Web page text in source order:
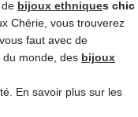
bijoux ethniques chic
Chérie, vous trouverez
faut avec de
monde, des bijoux
En savoir plus sur les